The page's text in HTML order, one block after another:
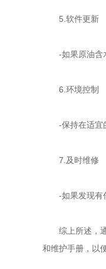
5.软件更新
-如果原油含水
6.环境控制
-保持在适宜的
7.及时维修
-如果发现有任
综上所述，通
和维护手册，以